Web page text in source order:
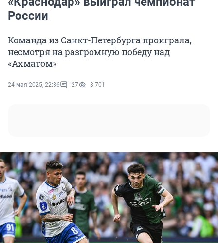
России
Команда из Санкт-Петербурга проиграла,
несмотря на разгромную победу над
«Ахматом»
24 мая 2025, 22:36 27 3 701